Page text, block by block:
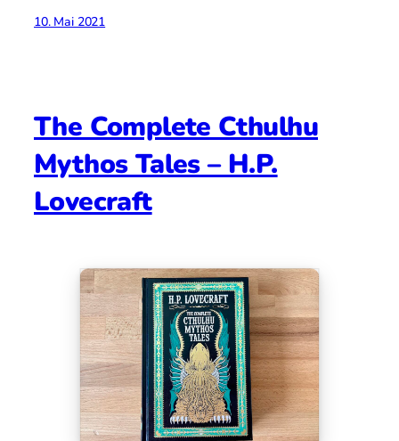
10. Mai 2021
The Complete Cthulhu
Mythos Tales – H.P.
Lovecraft